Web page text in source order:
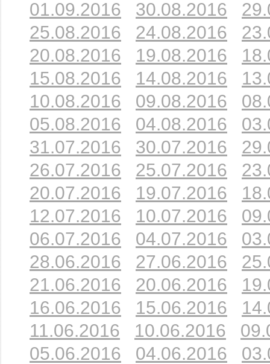
01.09.2016
30.08.2016
25.08.2016
24.08.2016
20.08.2016
19.08.2016
15.08.2016
14.08.2016
10.08.2016
09.08.2016
05.08.2016
04.08.2016
31.07.2016
30.07.2016
26.07.2016
25.07.2016
20.07.2016
19.07.2016
12.07.2016
10.07.2016
06.07.2016
04.07.2016
28.06.2016
27.06.2016
21.06.2016
20.06.2016
16.06.2016
15.06.2016
11.06.2016
10.06.2016
05.06.2016
04.06.2016